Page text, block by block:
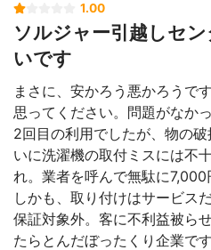
1.00
ソルジャー引越しセ
いです
まさに、安かろう悪かろうで
思ってください。問題がなか
2回目の利用でしたが、物の
いに洗濯機の取付ミスには不
れ。業者を呼んで無駄に7,000
しかも、取り付けはサービス
保証対象外。客に不利益被ら
たらとんだぼったくり企業です